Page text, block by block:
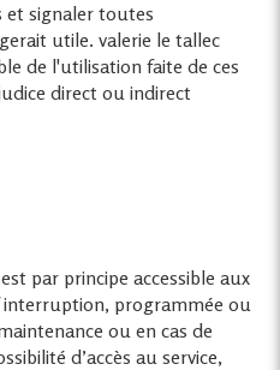
et signaler toutes
utile. valerie le tallec
de l'utilisation faite de ces
direct ou indirect
par principe accessible aux
interruption, programmée ou
ou en cas de
d’accès au service,